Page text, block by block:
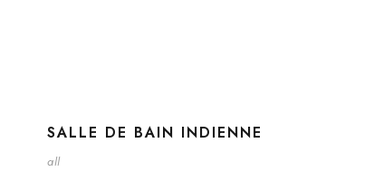
SALLE DE BAIN INDIENNE
all